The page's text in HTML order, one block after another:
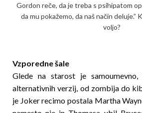
Gordon reče, da je treba s psihipatom
da mu pokažemo, da naš način deluje.”
voljo?
Vzporedne šale
Glede na starost je
alternativnih verzij, od zombija do
je Joker recimo postala Martha